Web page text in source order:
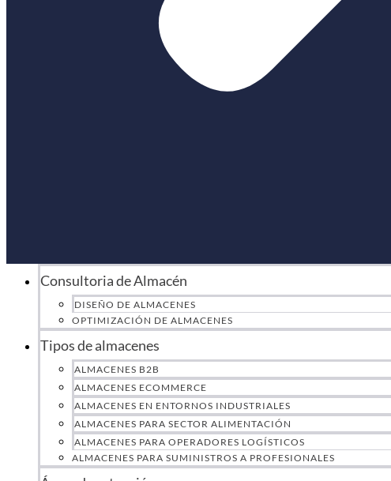
Consultoria de Almacén
DISEÑO DE ALMACENES
OPTIMIZACIÓN DE ALMACENES
Tipos de almacenes
ALMACENES B2B
ALMACENES ECOMMERCE
ALMACENES EN ENTORNOS INDUSTRIALES
ALMACENES PARA SECTOR ALIMENTACIÓN
ALMACENES PARA OPERADORES LOGÍSTICOS
ALMACENES PARA SUMINISTROS A PROFESIONALES